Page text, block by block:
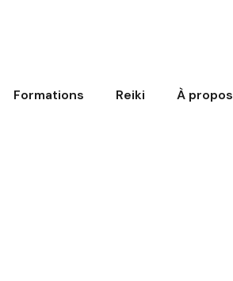
Formations Reiki À propos